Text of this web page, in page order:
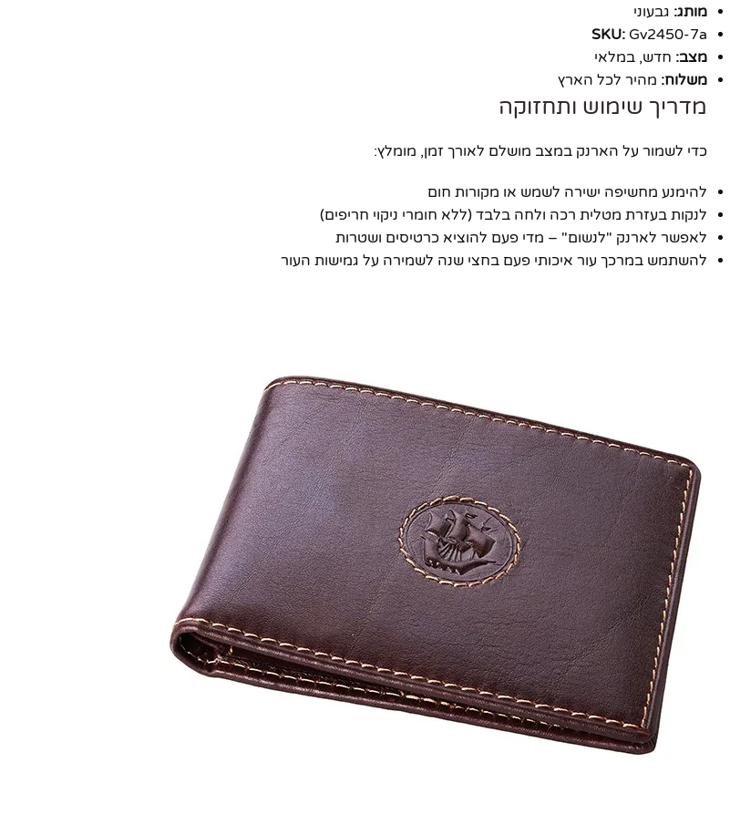
מותג: גבעוני
SKU: Gv2450-7a
מצב: חדש, במלאי
משלוח: מהיר לכל הארץ
מדריך שימוש ותחזוקה
כדי לשמור על הארנק במצב מושלם לאורך זמן, מומלץ:
להימנע מחשיפה ישירה לשמש או מקורות חום
לנקות בעזרת מטלית רכה ולחה בלבד (ללא חומרי ניקוי חריפים)
לאפשר לארנק "לנשום" – מדי פעם להוציא כרטיסים ושטרות
להשתמש במרכך עור איכותי פעם בחצי שנה לשמירה על גמישות העור